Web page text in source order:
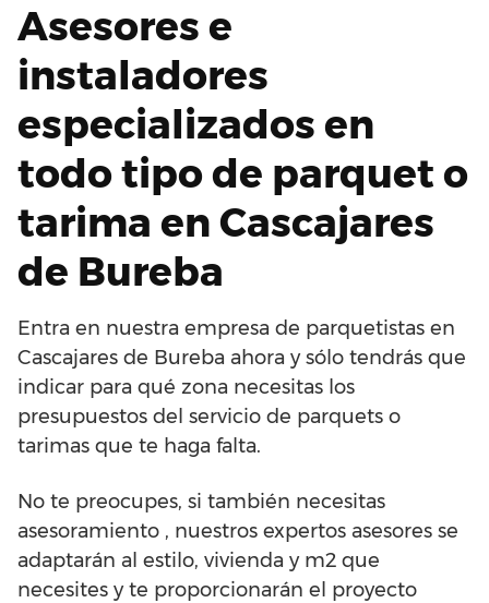
Asesores e
instaladores
especializados en
todo tipo de parquet o
tarima en Cascajares
de Bureba
Entra en nuestra empresa de parquetistas en
Cascajares de Bureba ahora y sólo tendrás que
indicar para qué zona necesitas los
presupuestos del servicio de parquets o
tarimas que te haga falta.
No te preocupes, si también necesitas
asesoramiento , nuestros expertos asesores se
adaptarán al estilo, vivienda y m2 que
necesites y te proporcionarán el proyecto